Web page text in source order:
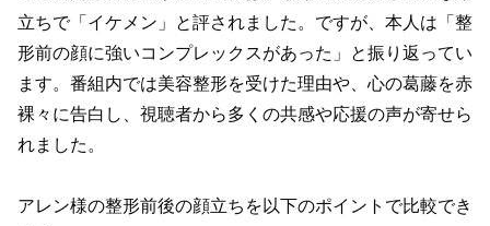
立ちで「イケメン」と評されました。ですが、本人は「整
形前の顔に強いコンプレックスがあった」と振り返ってい
ます。番組内では美容整形を受けた理由や、心の葛藤を赤
裸々に告白し、視聴者から多くの共感や応援の声が寄せら
れました。
アレン様の整形前後の顔立ちを以下のポイントで比較でき